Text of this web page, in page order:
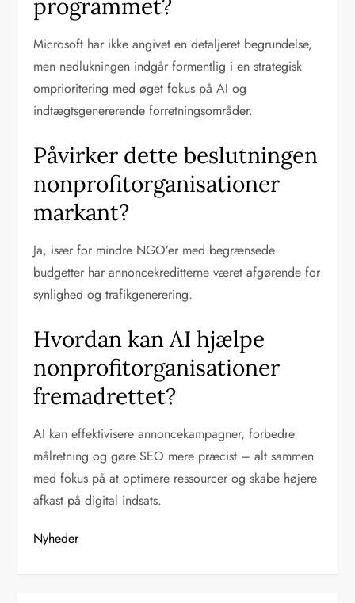
programmet?
Microsoft har ikke angivet en detaljeret begrundelse,
men nedlukningen indgår formentlig i en strategisk
omprioritering med øget fokus på AI og
indtægtsgenererende forretningsområder.
Påvirker dette beslutningen
nonprofitorganisationer
markant?
Ja, især for mindre NGO’er med begrænsede
budgetter har annoncekreditterne været afgørende for
synlighed og trafikgenerering.
Hvordan kan AI hjælpe
nonprofitorganisationer
fremadrettet?
AI kan effektivisere annoncekampagner, forbedre
målretning og gøre SEO mere præcist – alt sammen
med fokus på at optimere ressourcer og skabe højere
afkast på digital indsats.
Nyheder